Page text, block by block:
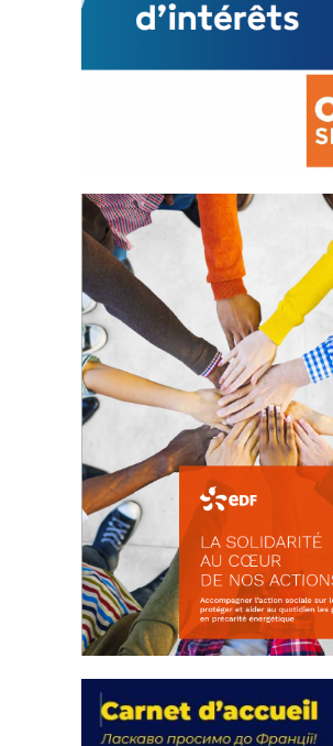
La prévention des conflits
d’intérêts
18 septembre 2023
FEUILLETER
actions
18 septembre 2023